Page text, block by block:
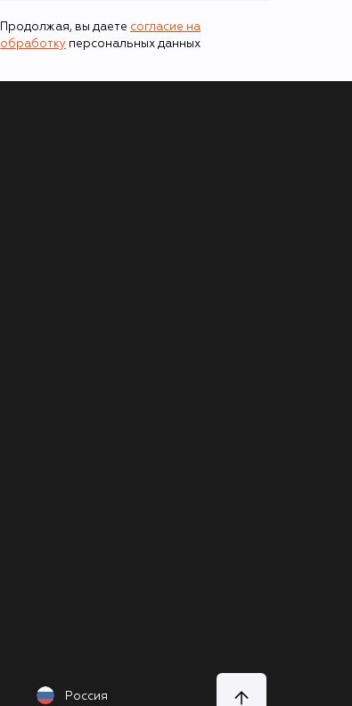
Продолжая, вы даете согласие на
обработку персональных данных
Россия